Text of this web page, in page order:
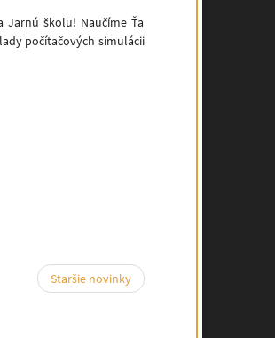
školu! Naučíme Ťa
počítačových simulácii
Staršie novinky